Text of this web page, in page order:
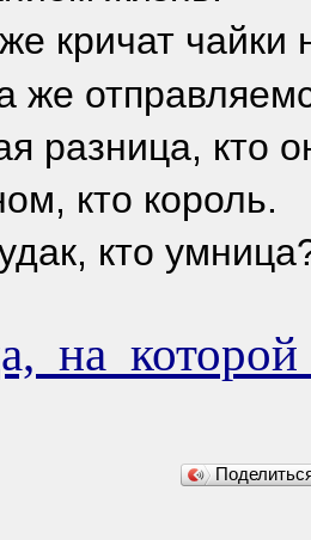
кричат чайки
же
разница, кто
кто король.
кто
на